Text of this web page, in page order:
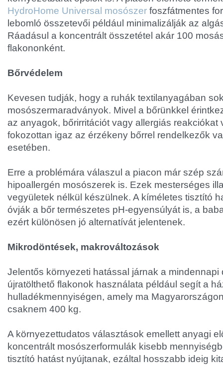
HydroHome Universal mosószer foszfátmentes
lebomló összetevői például minimalizálják az
Ráadásul a koncentrált összetétel akár 100
flakononként.
Bőrvédelem
Kevesen tudják, hogy a ruhák textilanyagában
mosószermaradványok. Mivel a bőrünkkel
az anyagok, bőrirritációt vagy allergiás reakciókat
fokozottan igaz az érzékeny bőrrel rendelkezők
esetében.
Erre a problémára válaszul a piacon már szép
hipoallergén mosószerek is. Ezek mesterséges
vegyületek nélkül készülnek. A kíméletes tisztító
óvják a bőr természetes pH-egyensúlyát is, a
ezért különösen jó alternatívát jelentenek.
Mikrodöntések, makrováltozások
Jelentős környezeti hatással járnak a mindennapi
újratölthető flakonok használata például segít a
hulladékmennyiségen, amely ma
csaknem 400 kg.
A környezettudatos választások emellett anyagi
koncentrált mosószerformulák kisebb
tisztító hatást nyújtanak, ezáltal hosszabb ideig